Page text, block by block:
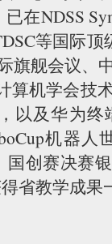
在NDSS
等国际
旗舰会议、
算机学会技
以及华为
机器人
创赛决赛
省教学成果